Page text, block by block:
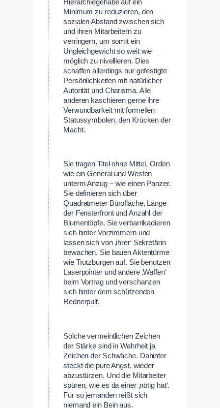
Hierarchiegehabe auf ein
Minimum zu reduzieren, den
sozialen Abstand zwischen sich
und ihren Mitarbeitern zu
verringern, um somit ein
Ungleichgewicht so weit wie
möglich zu nivellieren. Dies
schaffen allerdings nur gefestigte
Persönlichkeiten mit natürlicher
Autorität und Charisma. Alle
anderen kaschieren gerne ihre
Verwundbarkeit mit formellen
Statussymbolen, den Krücken der
Macht.
Sie tragen Titel ohne Mittel, Orden
wie ein General und Westen
unterm Anzug – wie einen Panzer.
Sie definieren sich über
Quadratmeter Bürofläche, Länge
der Fensterfront und Anzahl der
Blumentöpfe. Sie verbarrikadieren
sich hinter Vorzimmern und
lassen sich von ‚ihrer‘ Sekretärin
bewachen. Sie bauen Aktentürme
wie Trutzburgen auf. Sie benutzen
Laserpointer und andere ‚Waffen‘
beim Vortrag und verschanzen
sich hinter dem schützenden
Rednerpult.
Solche vermeintlichen Zeichen
der Stärke sind in Wahrheit ja
Zeichen der Schwäche. Dahinter
steckt die pure Angst, wieder
abzustürzen. Und die Mitarbeiter
spüren, wie es da einer ‚nötig hat‘.
Für so jemanden reißt sich
niemand ein Bein aus.